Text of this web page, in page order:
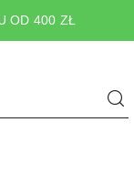
OD 400 ZŁ